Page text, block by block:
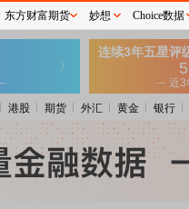
港股 期货 外汇 黄金 银行
东方财富期货 妙想 Choice数据